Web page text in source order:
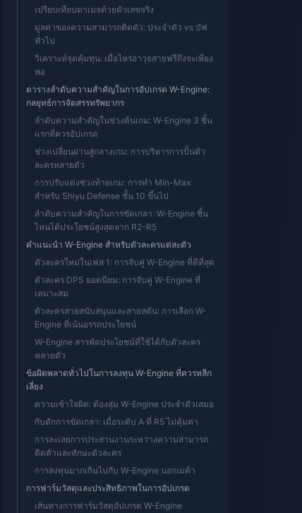
เปรียบเทียบดาเมจด้วยตัวเลขจริง
มูลค่าของความสามารถติดตัว: ประจำตัว vs บัฟ
ทั่วไป
วิเคราะห์จุดคุ้มทุน: เมื่อไหร่อาวุธสายฟรีถึงจะเพียง
พอ
ตารางลำดับความสำคัญในการอัปเกรด W-Engine:
กลยุทธ์การจัดสรรทรัพยากร
ลำดับความสำคัญในช่วงต้นเกม: W-Engine 3 ชิ้น
แรกที่ควรอัปเกรด
ช่วงเปลี่ยนผ่านสู่กลางเกม: การบริหารการปั้นตัว
ละครหลายตัว
การปรับแต่งช่วงท้ายเกม: การทำ Min-Max
สำหรับ Shiyu Defense ชั้น 10 ขึ้นไป
ลำดับความสำคัญในการขัดเกลา: W-Engine ชิ้น
ไหนได้ประโยชน์สูงสุดจาก R2-R5
คำแนะนำ W-Engine สำหรับตัวละครแต่ละตัว
ตัวละครใหม่ในเฟส 1: การจับคู่ W-Engine ที่ดีที่สุด
ตัวละคร DPS ยอดนิยม: การจับคู่ W-Engine ที่
เหมาะสม
ตัวละครสายสนับสนุนและสายสตัน: การเลือก W-
Engine ที่เน้นอรรถประโยชน์
W-Engine สารพัดประโยชน์ที่ใช้ได้กับตัวละคร
หลายตัว
ข้อผิดพลาดทั่วไปในการลงทุน W-Engine ที่ควรหลีก
เลี่ยง
ความเข้าใจผิด: ต้องสุ่ม W-Engine ประจำตัวเสมอ
กับดักการขัดเกลา: เมื่อระดับ A ที่ R5 ไม่คุ้มค่า
การละเลยการประสานงานระหว่างความสามารถ
ติดตัวและทักษะตัวละคร
การลงทุนมากเกินไปกับ W-Engine นอกเมต้า
การฟาร์มวัสดุและประสิทธิภาพในการอัปเกรด
เส้นทางการฟาร์มวัสดุอัปเกรด W-Engine